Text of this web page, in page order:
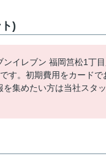
)
イレブン 福岡筥松1丁
す。初期費用をカード
集めたい方は当社スタ